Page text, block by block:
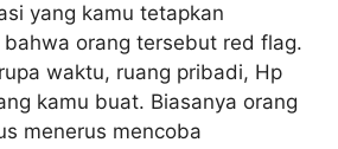
yang kamu tetapkan
orang tersebut red flag.
waktu, ruang pribadi, Hp
kamu buat. Biasanya orang
menerus mencoba